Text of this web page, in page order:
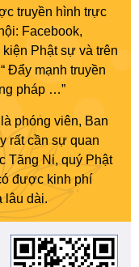
truyền hình trực
Facebook,
Phật sự và trên
Đẩy mạnh truyền
pháp …”
phóng viên, Ban
rất cần sự quan
Tăng Ni, quý Phật
được kinh phí
lâu dài.